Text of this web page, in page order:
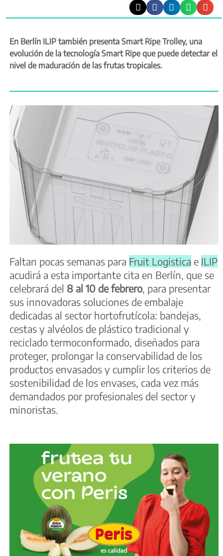
En Berlín ILIP también presenta Smart Ripe Trolley, una
evolución de la tecnología Smart Ripe que puede detectar el
nivel de maduración de las frutas tropicales.
Faltan pocas semanas para Fruit Logistica e ILIP
acudirá a esta importante cita en Berlín, que se
celebrará del 8 al 10 de febrero , para presentar
sus innovadoras soluciones de embalaje
dedicadas al sector hortofrutícola: bandejas,
cestas y alvéolos de plástico tradicional y
reciclado termoconformado, diseñados para
proteger, prolongar la conservabilidad de los
productos envasados y cumplir los criterios de
sostenibilidad de los envases, cada vez más
demandados por profesionales del sector y
minoristas.